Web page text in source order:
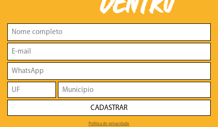
CADASTRAR
Política de privacidade